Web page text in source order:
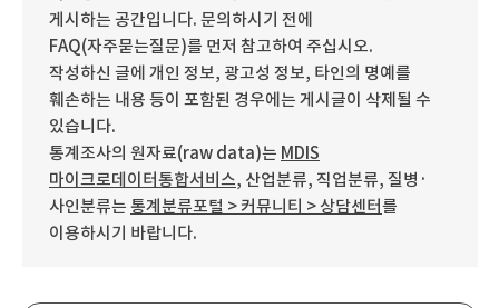
게시하는 공간입니다. 문의하시기 전에
FAQ(자주묻는질문)를 먼저 참고하여 주십시오.
작성하신 글에 개인 정보, 광고성 정보, 타인의 명예를
훼손하는 내용 등이 포함된 경우에는 게시글이 삭제될 수
있습니다.
통계조사의 원자료(raw data)는 MDIS
마이크로데이터통합서비스, 산업분류, 직업분류, 질병·
사인분류는 통계분류포털 > 커뮤니티 > 상담센터를
이용하시기 바랍니다.